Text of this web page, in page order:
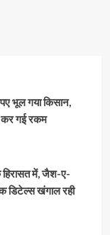
भूल गया किसान,
कर गई रकम
में, जैश-ए-
डिटेल्स खंगाल रही